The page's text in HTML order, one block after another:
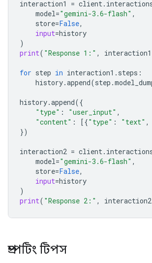
interaction1 = client.
model="gemini-3.6-flash" ,
store=False,
input=history
)
print( "Response 1:" , interaction1
for step in interaction1 . steps :
history.append(step .
history.append({
"type" : "user_input" ,
"content" : [{"type" : "text" ,
})
interaction2 = client.
model="gemini-3.6-flash" ,
store=False,
input=history
)
print( "Response 2:" , interaction2
প্রম্পটিং টিপস